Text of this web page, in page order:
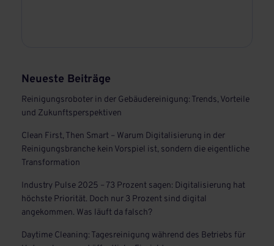
Neueste Beiträge
Reinigungsroboter in der Gebäudereinigung: Trends, Vorteile
und Zukunftsperspektiven
Clean First, Then Smart – Warum Digitalisierung in der
Reinigungsbranche kein Vorspiel ist, sondern die eigentliche
Transformation
Industry Pulse 2025 – 73 Prozent sagen: Digitalisierung hat
höchste Priorität. Doch nur 3 Prozent sind digital
angekommen. Was läuft da falsch?
Daytime Cleaning: Tagesreinigung während des Betriebs für